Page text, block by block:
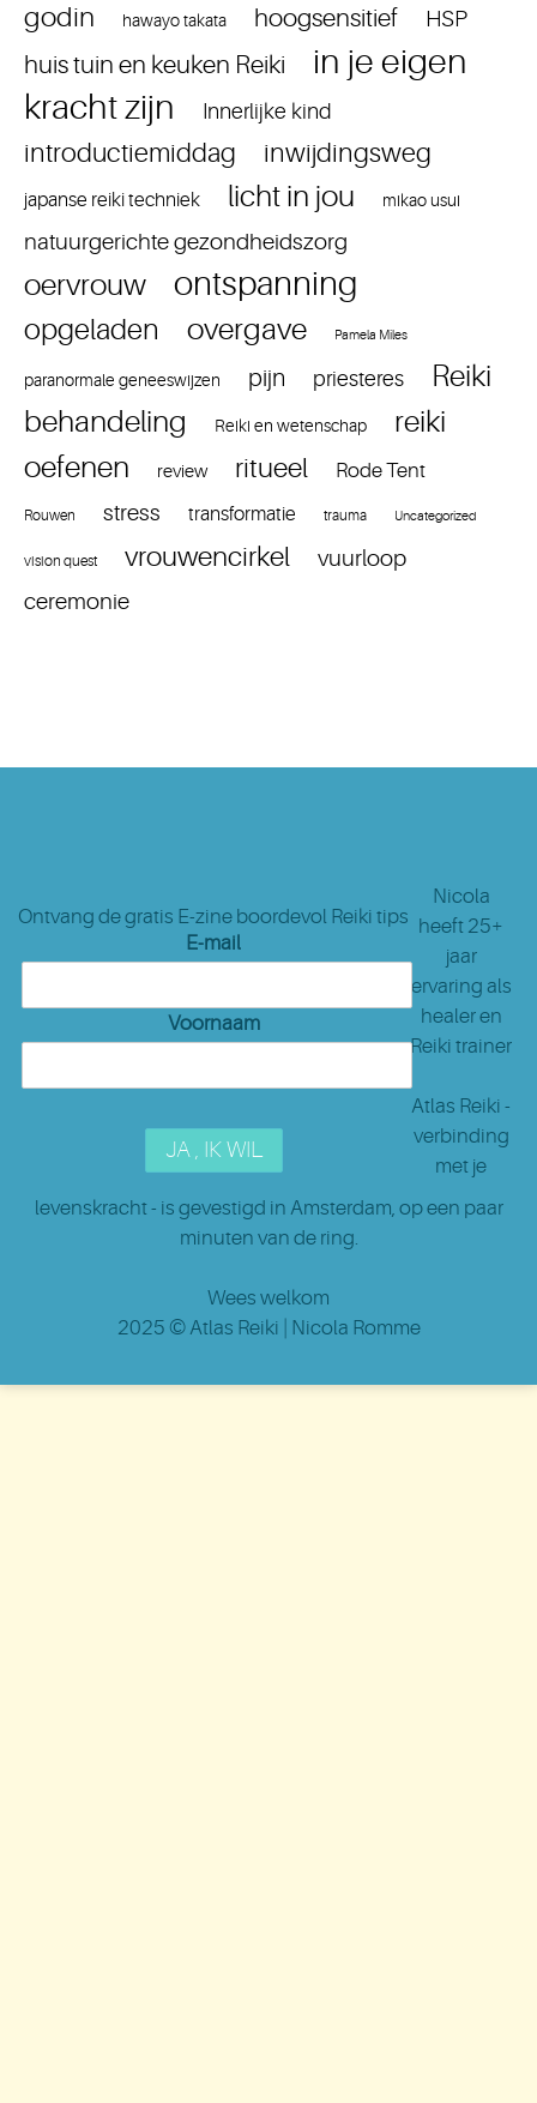
godin hawayo takata hoogsensitief HSP
huis tuin en keuken Reiki
in je eigen
kracht zijn
Innerlijke kind
introductiemiddag inwijdingsweg
japanse reiki techniek licht in jou mikao usui
natuurgerichte gezondheidszorg
oervrouw ontspanning
opgeladen overgave Pamela Miles
paranormale geneeswijzen pijn priesteres
Reiki
behandeling
Reiki en wetenschap
reiki
oefenen
review ritueel Rode Tent
Rouwen stress transformatie trauma Uncategorized
vision quest vrouwencirkel
vuurloop
ceremonie
Ontvang de gratis E-zine boordevol Reiki tips
E-mail
Voornaam
Nicola
heeft 25+
jaar
ervaring als
healer en
Reiki trainer
Atlas Reiki -
verbinding
met je
levenskracht - is gevestigd in Amsterdam, op een paar
minuten van de ring.
Wees welkom
2025 ©Atlas Reiki | Nicola Romme